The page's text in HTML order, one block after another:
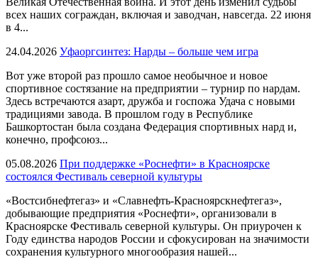
всех наших сограждан, включая и заводчан, навсегда. 22 июня
в 4...
24.04.2026 Уфаоргсинтез: Нарды – больше чем игра
Вот уже второй раз прошло самое необычное и новое
спортивное состязание на предприятии – турнир по нардам.
Здесь встречаются азарт, дружба и госпожа Удача с новыми
традициями завода. В прошлом году в Республике
Башкортостан была создана Федерация спортивных нард и,
конечно, профсоюз...
05.08.2026 При поддержке «Роснефти» в Красноярске
состоялся Фестиваль северной культуры
«Востсибнефтегаз» и «Славнефть-Красноярскнефтегаз»,
добывающие предприятия «Роснефти», организовали в
Красноярске Фестиваль северной культуры. Он приурочен к
Году единства народов России и сфокусирован на значимости
сохранения культурного многообразия нашей...